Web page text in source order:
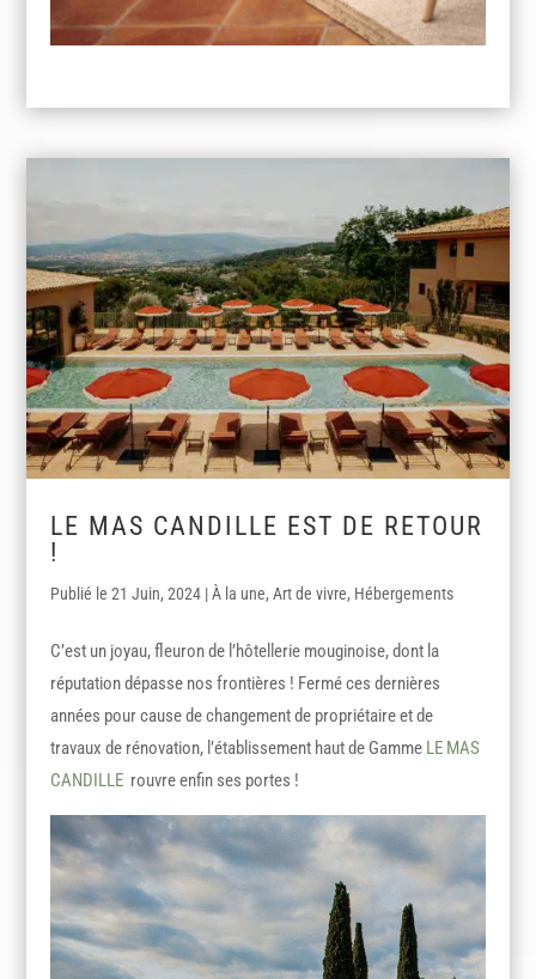
LE MAS CANDILLE EST DE RETOUR
!
21 Juin, 2024 |À la une,Art de vivre, Hébergements
C’est un joyau, fleuron de l’hôtellerie mouginoise, dont la
réputation dépasse nos frontières ! Fermé ces dernières
années pour cause de changement de propriétaire et de
travaux de rénovation, l’établissement haut de Gamme LE MAS
CANDILLE rouvre enfin ses portes !